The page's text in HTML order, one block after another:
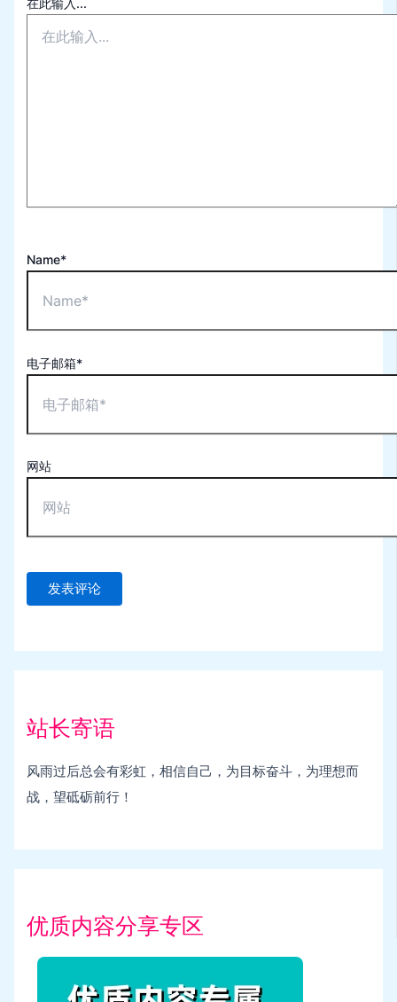
在此输入...
Name*
电子邮箱*
网站
站长寄语
风雨过后总会有彩虹，相信自己，为目标奋斗，为理想而
战，望砥砺前行！
优质内容分享专区